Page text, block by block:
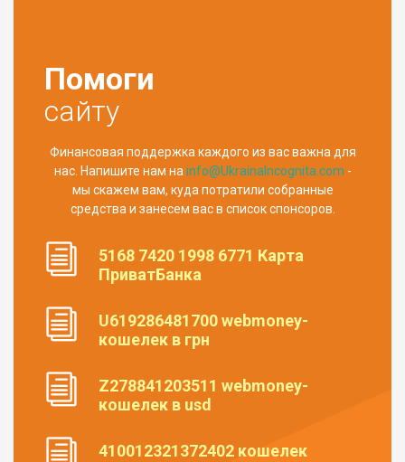
Помоги
сайту
Финансовая поддержка каждого из вас важна для
нас. Напишите нам на info@UkrainaIncognita.com -
мы скажем вам, куда потратили собранные
средства и занесем вас в список спонсоров.
5168 7420 1998 6771 Карта
ПриватБанка
U619286481700 webmoney-
кошелек в грн
Z278841203511 webmoney-
кошелек в usd
410012321372402 кошелек